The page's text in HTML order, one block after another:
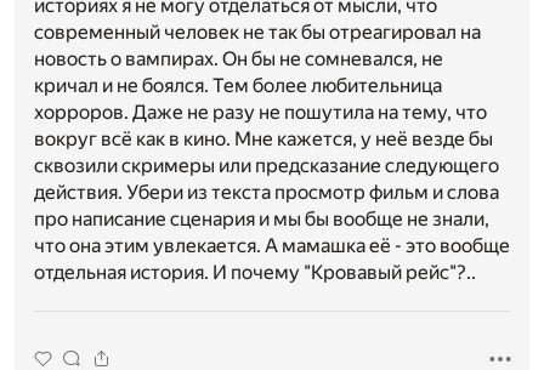
историях я не могу отделаться от мысли, что
современный человек не так бы отреагировал на
новость о вампирах. Он бы не сомневался, не
кричал и не боялся. Тем более любительница
хорроров. Даже не разу не пошутила на тему, что
вокруг всё как в кино. Мне кажется, у неё везде бы
сквозили скримеры или предсказание следующего
действия. Убери из текста просмотр фильм и слова
про написание сценария и мы бы вообще не знали,
что она этим увлекается. А мамашка её - это вообще
отдельная история. И почему "Кровавый рейс"?..